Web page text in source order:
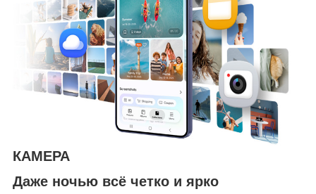
КАМЕРА
Даже ночью всё четко и ярко